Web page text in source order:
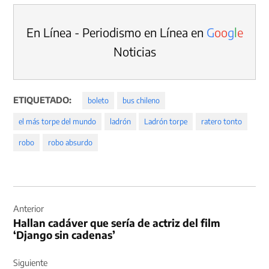
En Línea - Periodismo en Línea en Google
Noticias
ETIQUETADO: boleto bus chileno
el más torpe del mundo ladrón Ladrón torpe ratero tonto
robo robo absurdo
de
entradas
Anterior
Hallan cadáver que sería de actriz del film
‘Django sin cadenas’
Siguiente